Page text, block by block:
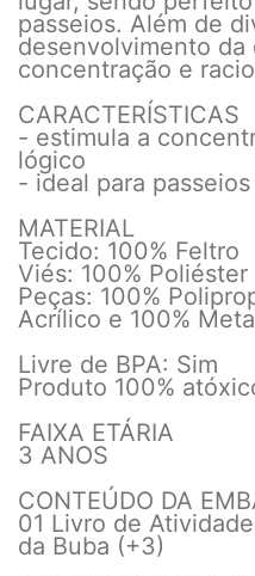
passeios. Além de
desenvolvimento da
concentração e
CARACTERÍSTICAS
- estimula a
lógico
- ideal para
MATERIAL
Tecido: 100% Feltro
Viés: 100% Poliéster
Peças: 100%
Acrílico e 100%
Livre de BPA: Sim
Produto 100%
FAIXA ETÁRIA
3 ANOS
CONTEÚDO DA
01 Livro de
da Buba (+3)